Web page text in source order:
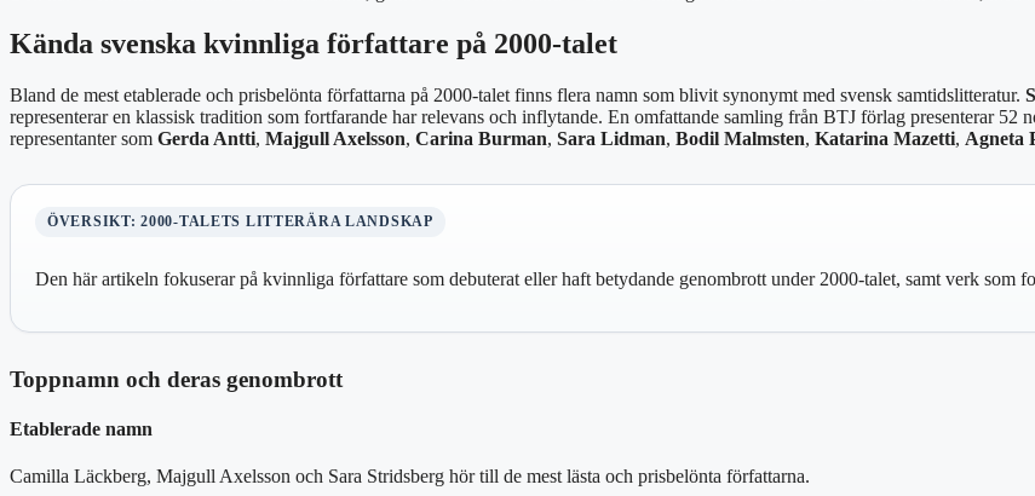
Kända svenska kvinnliga författare på 2000-talet
Bland de mest etablerade och prisbelönta författarna på 2000-talet finns flera namn som blivit synonymt med svensk samtidslitteratur.
representerar en klassisk tradition som fortfarande har relevans och inflytande. En omfattande samling från BTJ förlag presenterar
representanter som Gerda Antti, Majgull Axelsson, Carina Burman, Sara Lidman, Bodil Malmsten, Katarina Mazetti, Agneta
ÖVERSIKT: 2000-TALETS LITTERÄRA LANDSKAP
Den här artikeln fokuserar på kvinnliga författare som debuterat eller haft betydande genombrott under 2000-talet, samt verk som
Toppnamn och deras genombrott
Etablerade namn
Camilla Läckberg, Majgull Axelsson och Sara Stridsberg hör till de mest lästa och prisbelönta författarna.